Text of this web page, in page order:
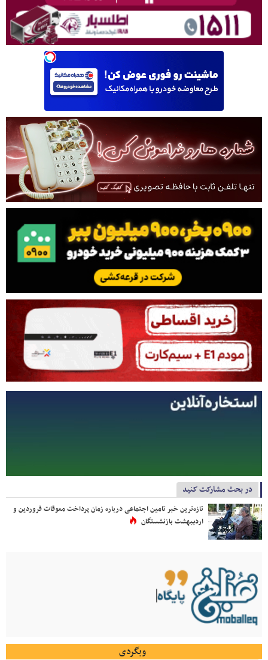
در بحث مشارکت کنید
تازه‌ترین خبر تامین اجتماعی درباره زمان پرداخت معوقات فروردین و
اردیبهشت بازنشستگان
وبگردی